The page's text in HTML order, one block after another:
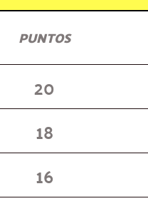
PUNTOS
20
18
16